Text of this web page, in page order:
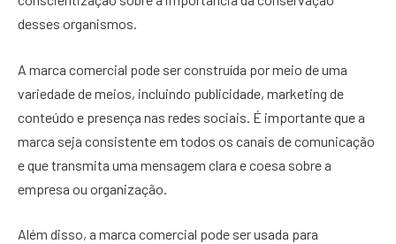
desses organismos.
A marca comercial pode ser construída por meio de uma
variedade de meios, incluindo publicidade, marketing de
conteúdo e presença nas redes sociais. É importante que a
marca seja consistente em todos os canais de comunicação
e que transmita uma mensagem clara e coesa sobre a
empresa ou organização.
Além disso, a marca comercial pode ser usada para